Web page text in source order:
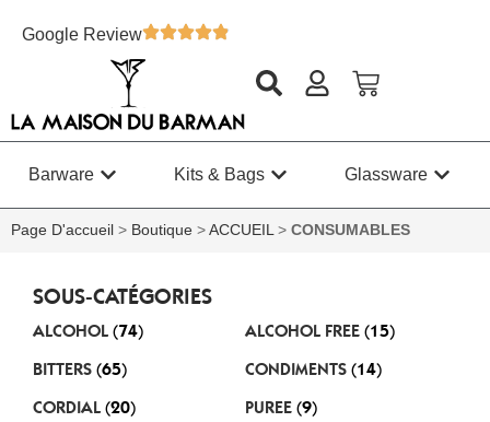
Google Review
Barware Kits & Bags Glassware
Page D'accueil > Boutique > ACCUEIL> CONSUMABLES
SOUS-CATÉGORIES
ALCOHOL (74) ALCOHOL FREE (15)
BITTERS (65) CONDIMENTS (14)
CORDIAL (20) PUREE (9)